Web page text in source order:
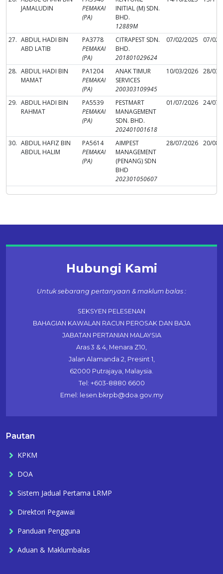
JAMALUDIN
PEMAKAI
(PA)
INITIAL (M) SDN.
BHD.
12889M
27. ABDUL HADI BIN
ABD LATIB
PA3778
PEMAKAI
(PA)
CITRAPEST SDN.
BHD.
201801029624
07/02/2025 07/02/
28. ABDUL HADI BIN
MAMAT
PA1204
PEMAKAI
(PA)
ANAK TIMUR
SERVICES
200303109945
10/03/2026 28/03/
29. ABDUL HADI BIN
RAHMAT
PA5539
PEMAKAI
(PA)
PESTMART
MANAGEMENT
SDN. BHD.
202401001618
01/07/2026 24/07/
30. ABDUL HAFIZ BIN
ABDUL HALIM
PA5614
PEMAKAI
(PA)
AIMPEST
MANAGEMENT
(PENANG) SDN
BHD
202301050607
28/07/2026 20/08/
Hubungi Kami
Untuk sebarang pertanyaan & maklum balas :
SEKSYEN PELESENAN
BAHAGIAN KAWALAN RACUN PEROSAK DAN BAJA
JABATAN PERTANIAN MALAYSIA
Aras 3 & 4, Menara Z10,
Jalan Alamanda 2, Presint 1,
62000 Putrajaya, Malaysia.
Tel: +603-8880 6600
Emel: lesen.bkrpb@doa.gov.my
Pautan
KPKM
DOA
Sistem Jadual Pertama LRMP
Direktori Pegawai
Panduan Pengguna
Aduan & Maklumbalas